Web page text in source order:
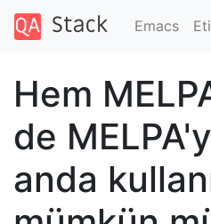
Emacs
Hem
de
anda